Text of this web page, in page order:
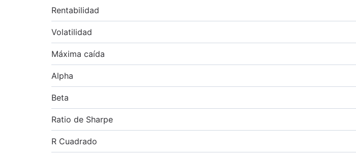
Rentabilidad
Volatilidad
Máxima caída
Alpha
Beta
Ratio de Sharpe
R Cuadrado